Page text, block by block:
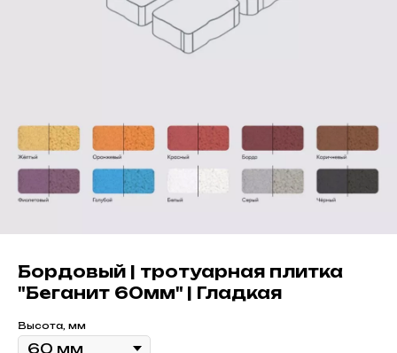
Бордовый | тротуарная плитка
"Беганит 60мм" | Гладкая
Высота, мм